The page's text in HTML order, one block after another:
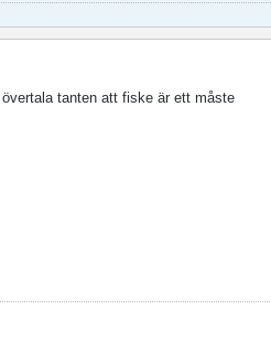
tanten att fiske är ett måste